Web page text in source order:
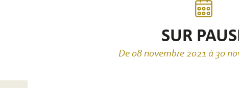
SUR
De 08 novembre 2021 à 30